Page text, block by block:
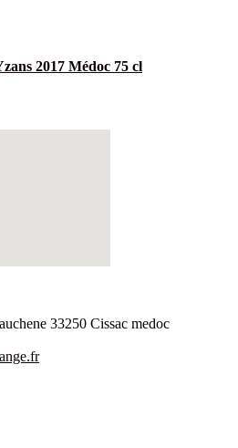
2017 Médoc 75 cl
33250 Cissac medoc